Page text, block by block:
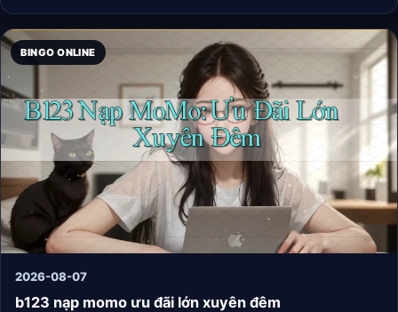
thiên nhiên và tình người. Tôi đã học cách sống chậm lại,
cảm nhận vẻ đẹp của từng giây phút và trân trọng mọi thứ
xung quanh.
BINGO ONLINE
2026-08-07
b123 nạp momo ưu đãi lớn xuyên đêm